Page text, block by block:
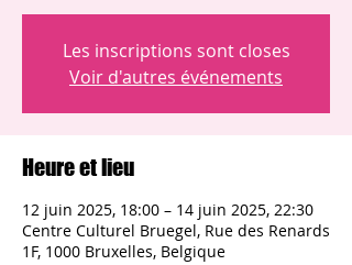
Les inscriptions sont closes
Voir d'autres événements
Heure et lieu
12 juin 2025, 18:00 – 14 juin 2025, 22:30
Centre Culturel Bruegel, Rue des Renards
1F, 1000 Bruxelles, Belgique